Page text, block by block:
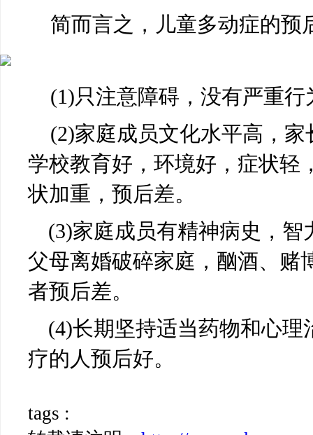
简而言之，儿童多动症的预
(1)只注意障碍，没有严重
(2)家庭成员文化水平高，
学校教育好，环境好，症状轻
状加重，预后差。
(3)家庭成员有精神病史，智
父母离婚破碎家庭，酗酒、赌
者预后差。
(4)长期坚持适当药物和心理
疗的人预后好。
tags :